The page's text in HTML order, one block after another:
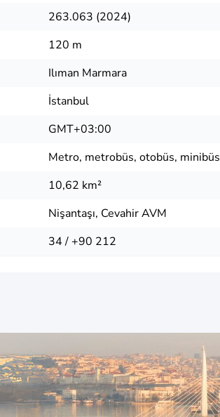
263.063 (2024)
120 m
Ilıman Marmara
İstanbul
GMT+03:00
Metro, metrobüs, otobüs, minibüs
10,62 km²
Nişantaşı, Cevahir AVM
34 / +90 212